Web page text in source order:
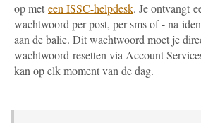
op met een ISSC-helpdesk. Je ontvangt
wachtwoord per post, per sms of - na
aan de balie. Dit wachtwoord moet je
wachtwoord resetten via Account
kan op elk moment van de dag.